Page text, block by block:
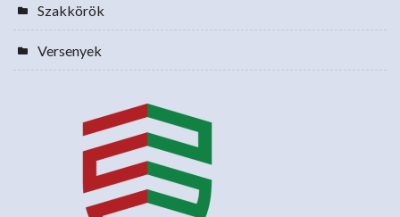
Szakkörök
Versenyek